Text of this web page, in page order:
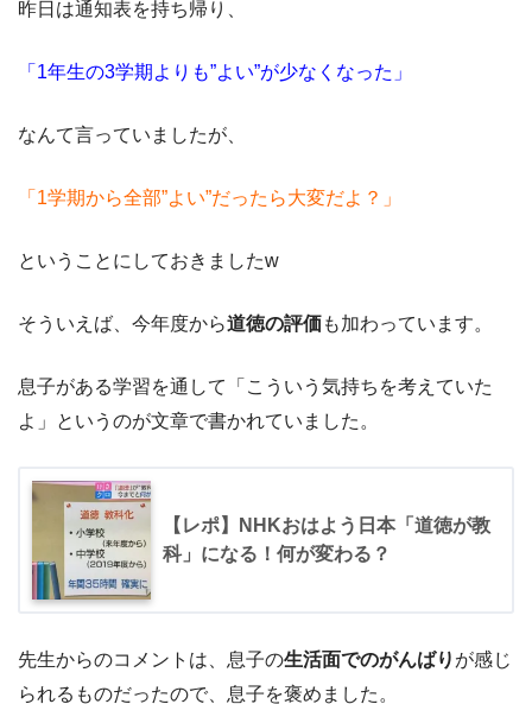
昨日は通知表を持ち帰り、
「1年生の3学期よりも”よい”が少なくなった」
なんて言っていましたが、
「1学期から全部”よい”だったら大変だよ？」
ということにしておきましたw
そういえば、今年度から道徳の評価も加わっています。
息子がある学習を通して「こういう気持ちを考えていた
よ」というのが文章で書かれていました。
【レポ】NHKおはよう日本「道徳が教
科」になる！何が変わる？
先生からのコメントは、息子の生活面でのがんばり が感じ
られるものだったので、息子を褒めました。